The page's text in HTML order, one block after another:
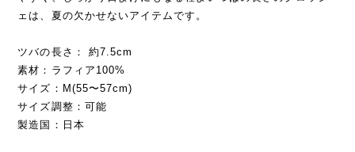
ェは、夏の欠かせないアイテムです。
ツバの長さ： 約7.5cm
素材：ラフィア100%
サイズ：M(55〜57cm)
サイズ調整：可能
製造国：日本